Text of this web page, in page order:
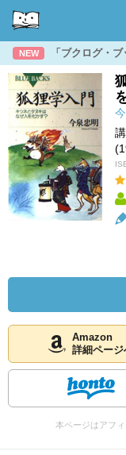
NEW 「ブクログ・
Amazon
詳細ページ
本ページはアフ